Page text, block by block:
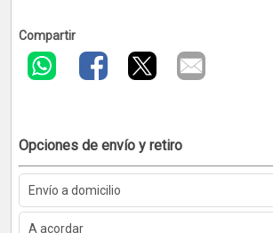
Compartir
Opciones de envío y retiro
Envío a domicilio
A acordar